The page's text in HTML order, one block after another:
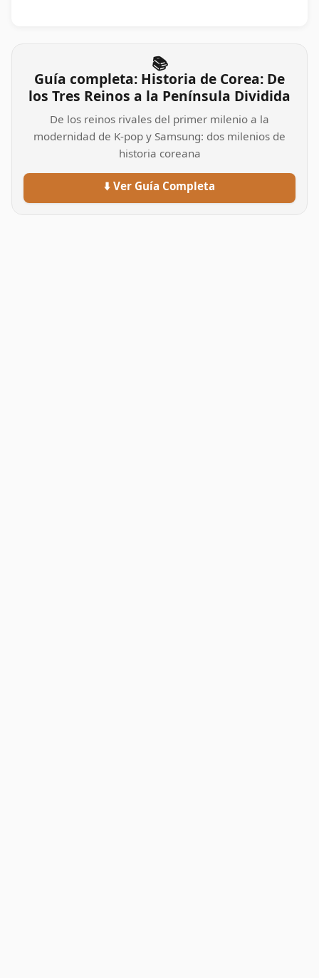
📚
Guía completa: Historia de Corea: De
los Tres Reinos a la Península Dividida
De los reinos rivales del primer milenio a la
modernidad de K-pop y Samsung: dos milenios de
historia coreana
⬇️ Ver Guía Completa